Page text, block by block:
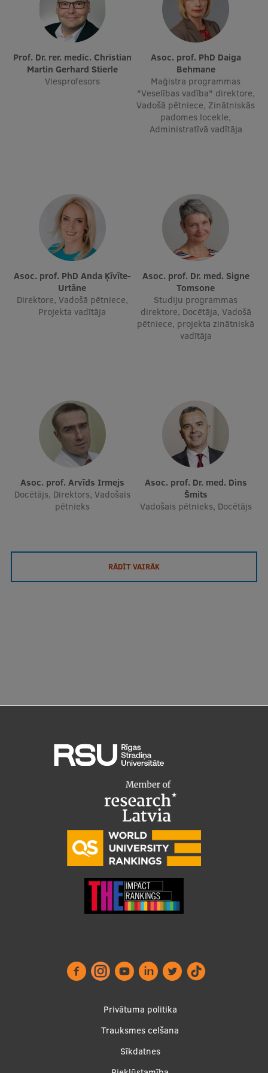
Starptautiskā sadarbība
Mobilitātes programmas
Starptautiskie sadarbības partneri
Prof. Dr. rer. medic. Christian
Martin Gerhard Stierle
Viesprofesors
Asoc. prof. PhD Daiga
Behmane
Maģistra programmas
"Veselības vadība" direktore,
Vadošā pētniece, Zinātniskās
padomes locekle,
Administratīvā vadītāja
Asoc. prof. PhD Anda Ķīvīte-
Urtāne
Direktore, Vadošā pētniece,
Projekta vadītāja
Asoc. prof. Dr. med. Signe
Tomsone
Studiju programmas
direktore, Docētāja, Vadošā
pētniece, projekta zinātniskā
vadītāja
Asoc. prof. Arvīds Irmejs
Docētājs, Direktors, Vadošais
pētnieks
Asoc. prof. Dr. med. Dins
Šmits
Vadošais pētnieks, Docētājs
RĀDĪT VAIRĀK
Privātuma politika
Trauksmes celšana
Sīkdatnes